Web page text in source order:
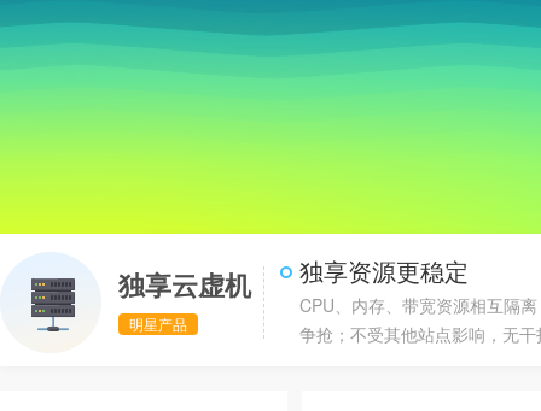
独享云虚机
明星产品
独享资源更稳定
CPU、内存、带宽资源相互隔
争抢；不受其他站点影响，无干